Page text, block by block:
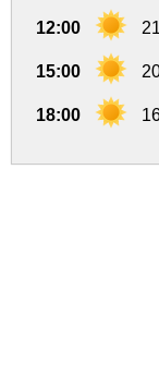
12:00
15:00
18:00